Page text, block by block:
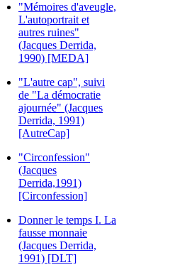
"Mémoires d'aveugle,
L'autoportrait et
autres ruines"
(Jacques Derrida,
1990) [MEDA]
"L'autre cap", suivi
de "La démocratie
ajournée" (Jacques
Derrida, 1991)
[AutreCap]
"Circonfession"
(Jacques
Derrida,1991)
[Circonfession]
Donner le temps I. La
fausse monnaie
(Jacques Derrida,
1991) [DLT]